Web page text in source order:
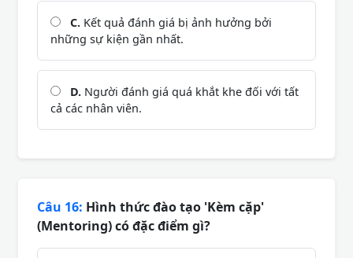
C. Kết quả đánh giá bị ảnh hưởng bởi
những sự kiện gần nhất.
D. Người đánh giá quá khắt khe đối với tất
cả các nhân viên.
Câu 16: Hình thức đào tạo 'Kèm cặp'
(Mentoring) có đặc điểm gì?